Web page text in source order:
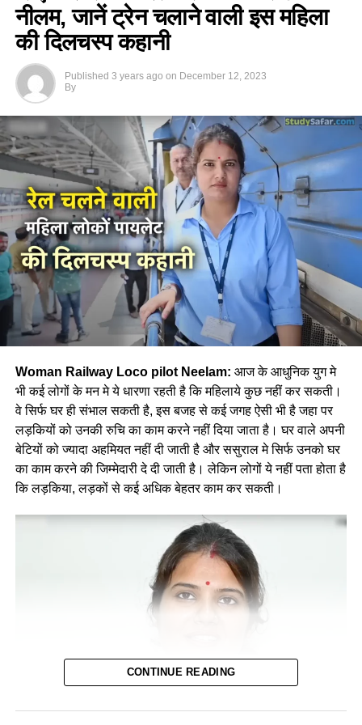
नीलम, जानें ट्रेन चलाने वाली इस महिला
की दिलचस्प कहानी
Published 3 years ago on December 12, 2023
By
Woman Railway Loco pilot Neelam: आज के आधुनिक युग मे
भी कई लोगों के मन मे ये धारणा रहती है कि महिलाये कुछ नहीं कर सकती।
वे सिर्फ घर ही संभाल सकती है, इस बजह से कई जगह ऐसी भी है जहा पर
लड़कियों को उनकी रुचि का काम करने नहीं दिया जाता है। घर वाले अपनी
बेटियों को ज्यादा अहमियत नहीं दी जाती है और ससुराल मे सिर्फ उनको घर
का काम करने की जिम्मेदारी दे दी जाती है। लेकिन लोगों ये नहीं पता होता है
कि लड़किया, लड़कों से कई अधिक बेहतर काम कर सकती।
CONTINUE READING